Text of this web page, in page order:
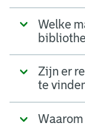
Welke
Zijn er
te